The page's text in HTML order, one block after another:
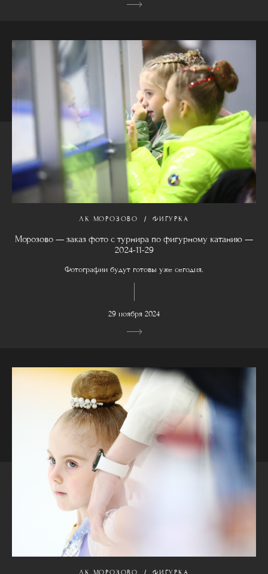
ЛК МОРОЗОВО ФИГУРКА
Морозово — заказ фото с турнира по фигурному катанию —
2024-11-29
Фотографии будут готовы уже сегодня.
29 ноября 2024
ЛК МОРОЗОВО ФИГУРКА